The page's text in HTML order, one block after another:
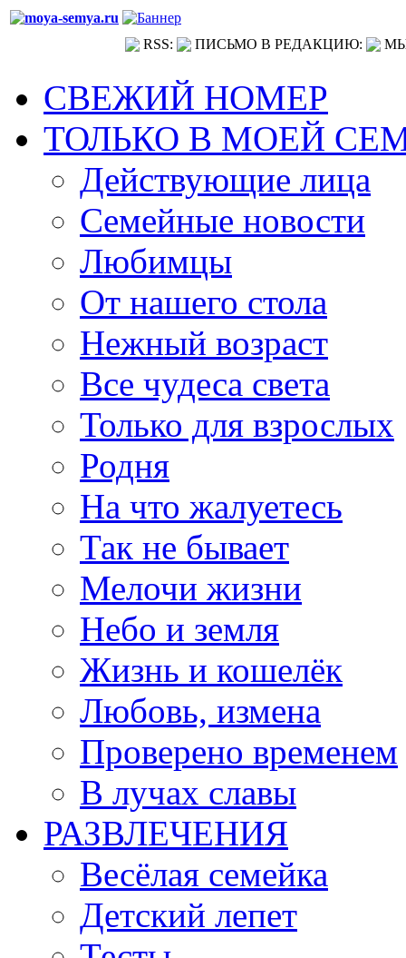
RSS: ПИСЬМО В РЕДАКЦИЮ:
СВЕЖИЙ НОМЕР
ТОЛЬКО В МОЕЙ
Действующие лица
Семейные новости
Любимцы
От нашего стола
Нежный возраст
Все чудеса света
Только для взрослых
Родня
На что жалуетесь
Так не бывает
Мелочи жизни
Небо и земля
Жизнь и кошелёк
Любовь, измена
Проверено временем
В лучах славы
РАЗВЛЕЧЕНИЯ
Весёлая семейка
Детский лепет